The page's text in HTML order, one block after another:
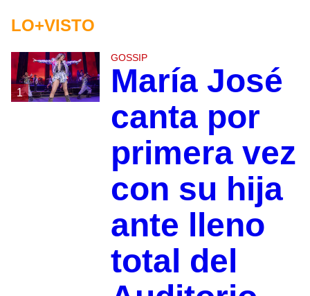
LO+VISTO
1
GOSSIP
María José
canta por
primera vez
con su hija
ante lleno
total del